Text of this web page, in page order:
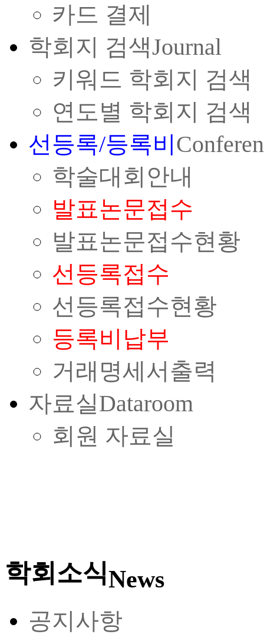
카드 결제
학회지 검색Journal
키워드 학회지 검색
연도별 학회지 검색
선등록/등록비
학술대회안내
발표논문접수
발표논문접수현황
선등록접수
선등록접수현황
등록비납부
거래명세서출력
자료실Dataroom
회원 자료실
학회소식News
공지사항